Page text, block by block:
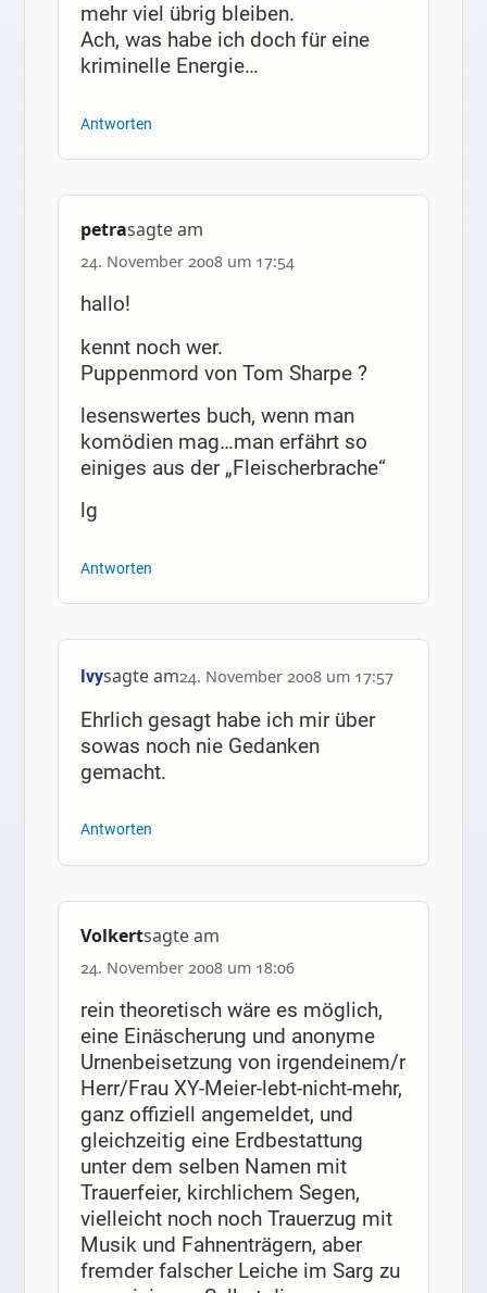
mehr viel übrig bleiben.
Ach, was habe ich doch für eine
kriminelle Energie…
Antworten
petrasagte am
24. November 2008 um 17:54
hallo!
kennt noch wer.
Puppenmord von Tom Sharpe ?
lesenswertes buch, wenn man
komödien mag…man erfährt so
einiges aus der „Fleischerbrache“
lg
Antworten
Ivysagte am24. November 2008 um 17:57
Ehrlich gesagt habe ich mir über
sowas noch nie Gedanken
gemacht.
Antworten
Volkertsagte am
24. November 2008 um 18:06
rein theoretisch wäre es möglich,
eine Einäscherung und anonyme
Urnenbeisetzung von irgendeinem/r
Herr/Frau XY-Meier-lebt-nicht-mehr,
ganz offiziell angemeldet, und
gleichzeitig eine Erdbestattung
unter dem selben Namen mit
Trauerfeier, kirchlichem Segen,
vielleicht noch noch Trauerzug mit
Musik und Fahnenträgern, aber
fremder falscher Leiche im Sarg zu